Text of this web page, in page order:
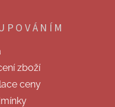
zboží
ceny